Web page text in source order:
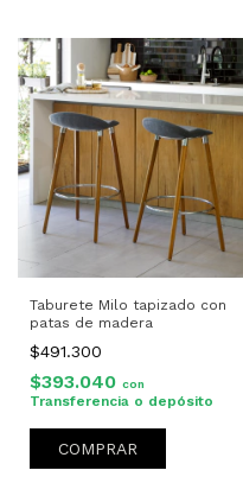
Taburete Milo tapizado con
patas de madera
$491.300
$393.040 con
Transferencia o depósito
COMPRAR